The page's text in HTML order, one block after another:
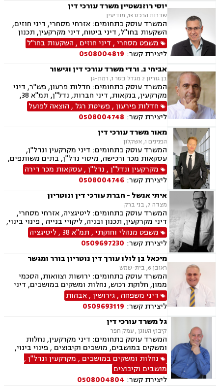
יוסי רוזנשטיין משרד עורכי דין
שדרות הרכס 13, מודיעין
המשרד עוסק בתחומים: אזרחי מסחרי, דיני חוזים,
השקעות בחו"ל, דיני ביטוח, דיני מקרקעין, תכנון
ובניה, ליקויי בניה, מושבים וקיבוצים, פינוי בינוי,
קבוצות רכישה, עסקאות מכר דירה, נדל"ן, פינוי
מושכר, הפקעת קרקעות, מגרשים לבניה,נחלות
ומשקים במושבים, רשות מקרקעי ישראל, צווי
הריסה, דיני חברות, ליווי עסקי, מיסוי נדל"ן, תמא
38, פשיטת רגל, תביעות ייצוגיות
משפט מסחרי, דיני חוזים , השקעות בחו"ל
ליצירת קשר: 0508004819
אביחי נ. ורדי משרד עורכי דין וגישור
בן גוריון 2 מגדל בסר 1, רמת-גן
המשרד עוסק בתחומים: חדלות פרעון, פש"ר, דיני
מקרקעין, בנקאות, דיני חברות, נדל"ן, תמ"א 38,
מיוסי מקרקעין, ליטגציה, גישור עסקי
חדלות פירעון, פשיטת רגל , הוצאה לפועל
ליצירת קשר: 0508004748
מאור משרד עורכי דין
הפנינים 1, אשקלון
המשרד עוסק בתחומים: דיני מקרקעין ונדל"ן,
עסקאות מכר ורכישה, מיסוי נדל"ן, בתים משותפים,
תכנון ובניה, ליקוי בניה, מושבים וקיבוצים, קבוצת
רכישה, מגרשים לבניה, רשות מקרקעי ישראל,
ירושות וצוואות, הסכמי ממון, ייפוי כוח מתמשך, דיני
משפחה, פונדקאות, מזונות, גישור, אפוטרופסות,
גירושין, נשואים אזרחיים, מעמד אישי, ניכור הורי,
זמני שהות, העברה בין דורית
מקרקעין ונדל"ן, נדל"ן,עסקאות מכר דירה
ליצירת קשר: 0508004746
איתי אנשל - חברת עורכי דין ונוטריון
מצדה 7, בני ברק
המשרד עוסק בתחומים: ליטיגציה, אזרחי מסחרי,
דיני מקרקעין, תכנון ובניה, ליקויי בנייה , פינוי בינוי,
קבוצות רכישה, עסקאות מכר דירה, פינוי מושכר,
מגרשים לבניה ,נחלות ומשקים במושבים, רשות
מקרקעי ישראל, צווי הריסה, מיסוי נדל"ן, היטל
פיתוח, היטל השבחה, דיני חוזים, תביעות ייצוגיות,
ירושות וצוואות, נוטריון, דיני מכרזים והתקשרויות,
חוקתי ומנהלי, רישוי עסקים, דיני חברות, סכסוך בין
בעלי מניות, ליווי עסקי, הגבלים עסקיים, בנקים,
ערבויות ושטרות, קניין רוחני, זכויות יוצרים, דיני
בנקאות, חברות אשראי סליקה
משפט מנהלי וחוקתי, תמ"א 38 ,ליטיגציה
ליצירת קשר: 0509697230
מיכאל בן לולו עורך דין נוטריון בורר ומגשר
ראובן 6, בית-שמש
המשרד עוסק בתחומים: ירושות וצוואות, הסכמי
ממון, חלוקת רכוש, נחלות ומשקים במושבים, דיני
מקרקעין, עסקאות מכר דירה, נדל"ן, רשות מקרקעי
ישראל, דיני משפחה, גירושין, מזונות, משמורת,
אלימות במשפחה, אבהות , גישור במשפחה, אומנה,
מעמד אישי, ניכור הורי
דיני משפחה ,גירושין,אבהות
ליצירת קשר: 0509693119
גל משרד עורכי דין
קיבוץ העוגן , עמק חפר
המשרד עוסק בתחומים: דיני מקרקעין, נחלות
ומשקים במושבים, מושבים וקיבוצים , פינוי בינוי,
תמ"א 38, עסקאות מכר דירה, רשות מקרקעי ישראל,
השקעות בחו"ל, קבוצות רכישה, נדל"ן, מגרשים
לבניה , רישום קבלנים, נדל"ן ביהודה ושומרון, מיסוי
נדל"ן, נוטריון, מגשרים
נחלות ומשקים במושבים , מקרקעין ונדל"ן,
מושבים וקיבוצים
ליצירת קשר: 0508004804